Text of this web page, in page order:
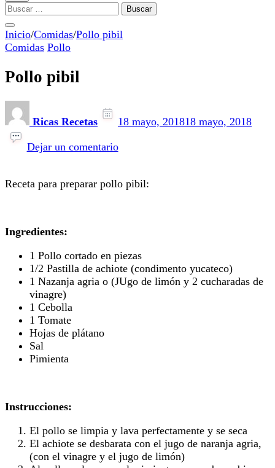
Buscar:
Inicio/Comidas/Pollo pibil
Comidas Pollo
Pollo pibil
Ricas Recetas 18 mayo, 201818 mayo, 2018
Dejar un comentarioPollo
Receta para preparar pollo pibil:
Ingredientes:
1 Pollo cortado en piezas
1/2 Pastilla de achiote (condimento yucateco)
1 Nazanja agria o (JUgo de limón y 2 cucharadas de
vinagre)
1 Cebolla
1 Tomate
Hojas de plátano
Sal
Pimienta
Instrucciones:
El pollo se limpia y lava perfectamente y se seca
El achiote se desbarata con el jugo de naranja agria,
(con el vinagre y el jugo de limón)